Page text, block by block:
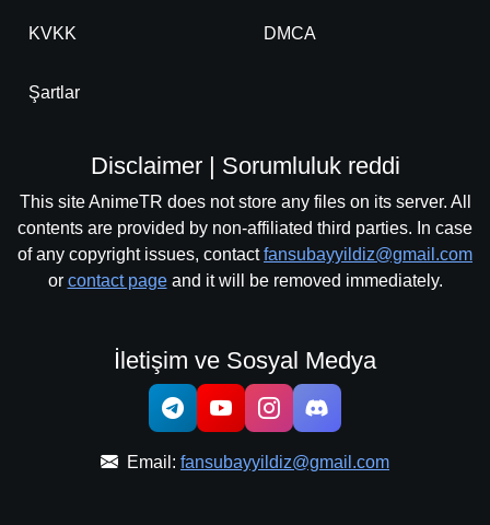
KVKK DMCA
Şartlar
Disclaimer | Sorumluluk reddi
This site AnimeTR does not store any files on its server. All
contents are provided by non-affiliated third parties. In case
of any copyright issues, contactfansubayyildiz@gmail.com
or contact pageand it will be removed immediately.
İletişim ve Sosyal Medya
Email: fansubayyildiz@gmail.com